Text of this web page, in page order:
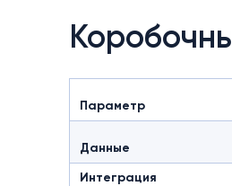
Параметр
Данные
Интеграция